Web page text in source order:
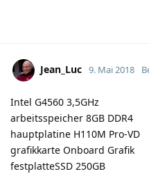
Jean_Luc 9. Mai 2018
Intel G4560 3,5GHz
arbeitsspeicher 8GB DDR4
hauptplatine H110M Pro-VD
grafikkarte Onboard Grafik
festplatteSSD 250GB